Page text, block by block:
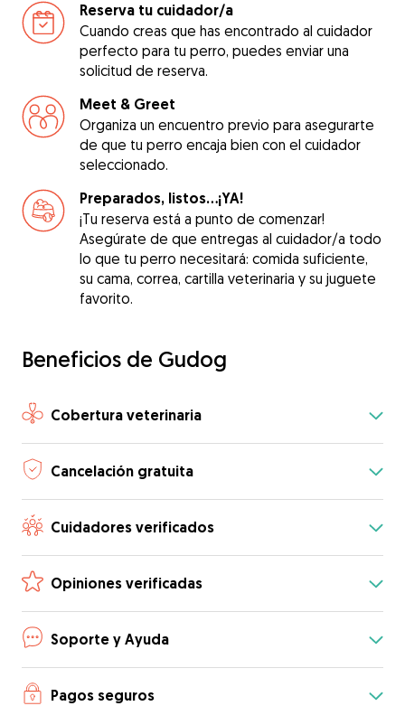
Reserva tu cuidador/a
Cuando creas que has encontrado al cuidador
perfecto para tu perro, puedes enviar una
solicitud de reserva.
Meet & Greet
Organiza un encuentro previo para asegurarte
de que tu perro encaja bien con el cuidador
seleccionado.
Preparados, listos...¡YA!
¡Tu reserva está a punto de comenzar!
Asegúrate de que entregas al cuidador/a todo
lo que tu perro necesitará: comida suficiente,
su cama, correa, cartilla veterinaria y su juguete
favorito.
Beneficios de Gudog
Cobertura veterinaria
Cancelación gratuita
Cuidadores verificados
Opiniones verificadas
Soporte y Ayuda
Pagos seguros